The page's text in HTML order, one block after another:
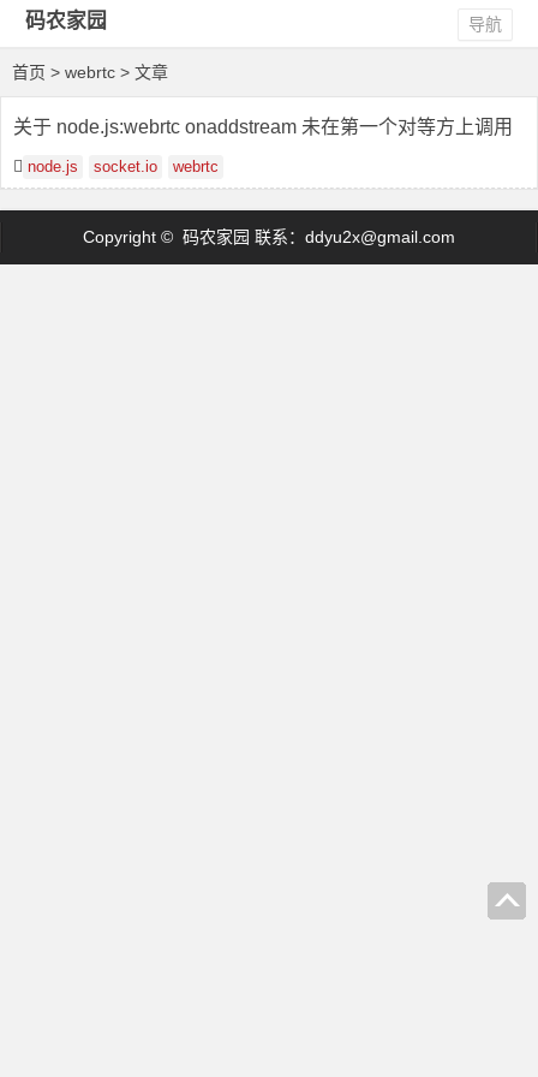
码农家园 导航
首页 > webrtc > 文章
关于 node.js:webrtc onaddstream 未在第一个对等方上调用
node.js socket.io webrtc
Copyright © 码农家园 联系： ddyu2x@gmail.com